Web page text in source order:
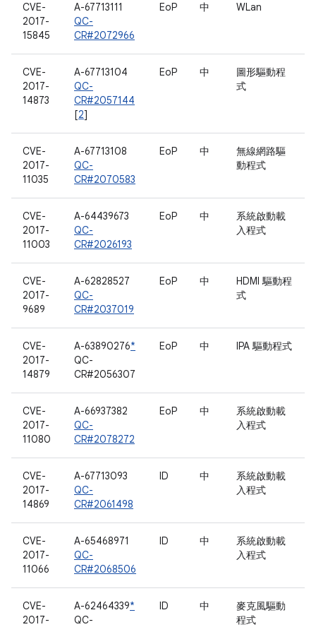
CVE-
2017-
15845
A-67713111
QC-
CR#2072966
EoP 中 WLan
CVE-
2017-
14873
A-67713104
QC-
CR#2057144
[2]
EoP 中
圖形驅動程
式
CVE-
2017-
11035
A-67713108
QC-
CR#2070583
EoP 中
無線網路驅
動程式
CVE-
2017-
11003
A-64439673
QC-
CR#2026193
EoP 中
系統啟動載
入程式
CVE-
2017-
9689
A-62828527
QC-
CR#2037019
EoP 中
HDMI 驅動程
式
CVE-
2017-
14879
A-63890276*
QC-
CR#2056307
EoP 中 IPA 驅動程式
CVE-
2017-
11080
A-66937382
QC-
CR#2078272
EoP 中
系統啟動載
入程式
CVE-
2017-
14869
A-67713093
QC-
CR#2061498
ID 中
系統啟動載
入程式
CVE-
2017-
11066
A-65468971
QC-
CR#2068506
ID 中
系統啟動載
入程式
CVE-
2017-
A-62464339*
QC-
ID 中
麥克風驅動
程式